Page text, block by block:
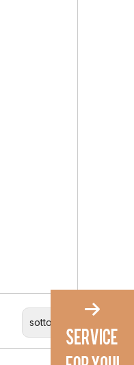
sotto un: